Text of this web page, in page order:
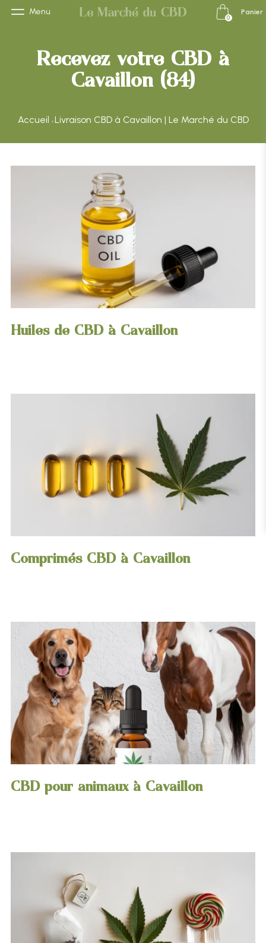
Menu
0
Panier
Recevez votre CBD à
Cavaillon (84)
Accueil ›Livraison CBD à Cavaillon | Le Marché du CBD
Huiles de CBD à Cavaillon
Comprimés CBD à Cavaillon
CBD pour animaux à Cavaillon